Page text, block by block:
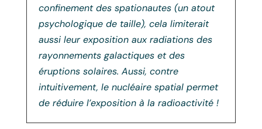
confinement des spationautes (un atout
psychologique de taille), cela limiterait
aussi leur exposition aux radiations des
rayonnements galactiques et des
éruptions solaires. Aussi, contre
intuitivement, le nucléaire spatial permet
de réduire l’exposition à la radioactivité !